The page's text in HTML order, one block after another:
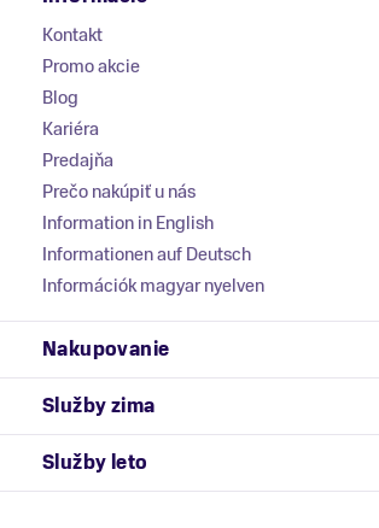
Kontakt
Promo akcie
Blog
Kariéra
Predajňa
Prečo nakúpiť u nás
Information in English
Informationen auf Deutsch
Információk magyar nyelven
Nakupovanie
Služby zima
Služby leto